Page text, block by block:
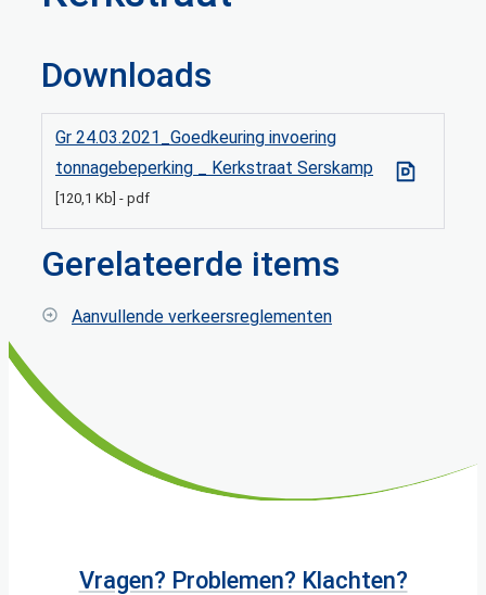
Downloads
Gr 24.03.2021_Goedkeuring invoering
tonnagebeperking _ Kerkstraat Serskamp
120,1 Kb pdf
Gerelateerde items
Aanvullende verkeersreglementen
Vragen? Problemen? Klachten?